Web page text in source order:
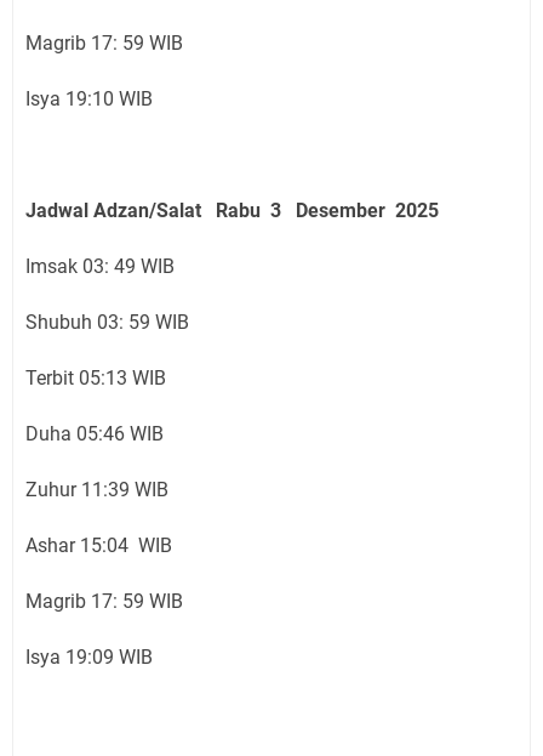
Magrib 17: 59 WIB
Isya 19:10 WIB
Jadwal Adzan/Salat Rabu 3 Desember 2025
Imsak 03: 49 WIB
Shubuh 03: 59 WIB
Terbit 05:13 WIB
Duha 05:46 WIB
Zuhur 11:39 WIB
Ashar 15:04 WIB
Magrib 17: 59 WIB
Isya 19:09 WIB